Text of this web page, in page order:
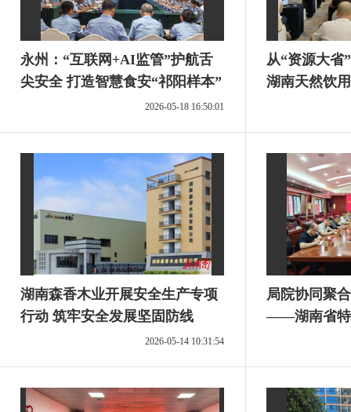
永州：“互联网+AI监管”护航舌
尖安全 打造智慧食安“祁阳样本”
2026-05-18 16:50:01
从“资源大省
湖南天然饮
湖南森香木业开展安全生产专项
行动 筑牢安全发展坚固防线
2026-05-14 10:31:54
局院协同聚
——湖南省特